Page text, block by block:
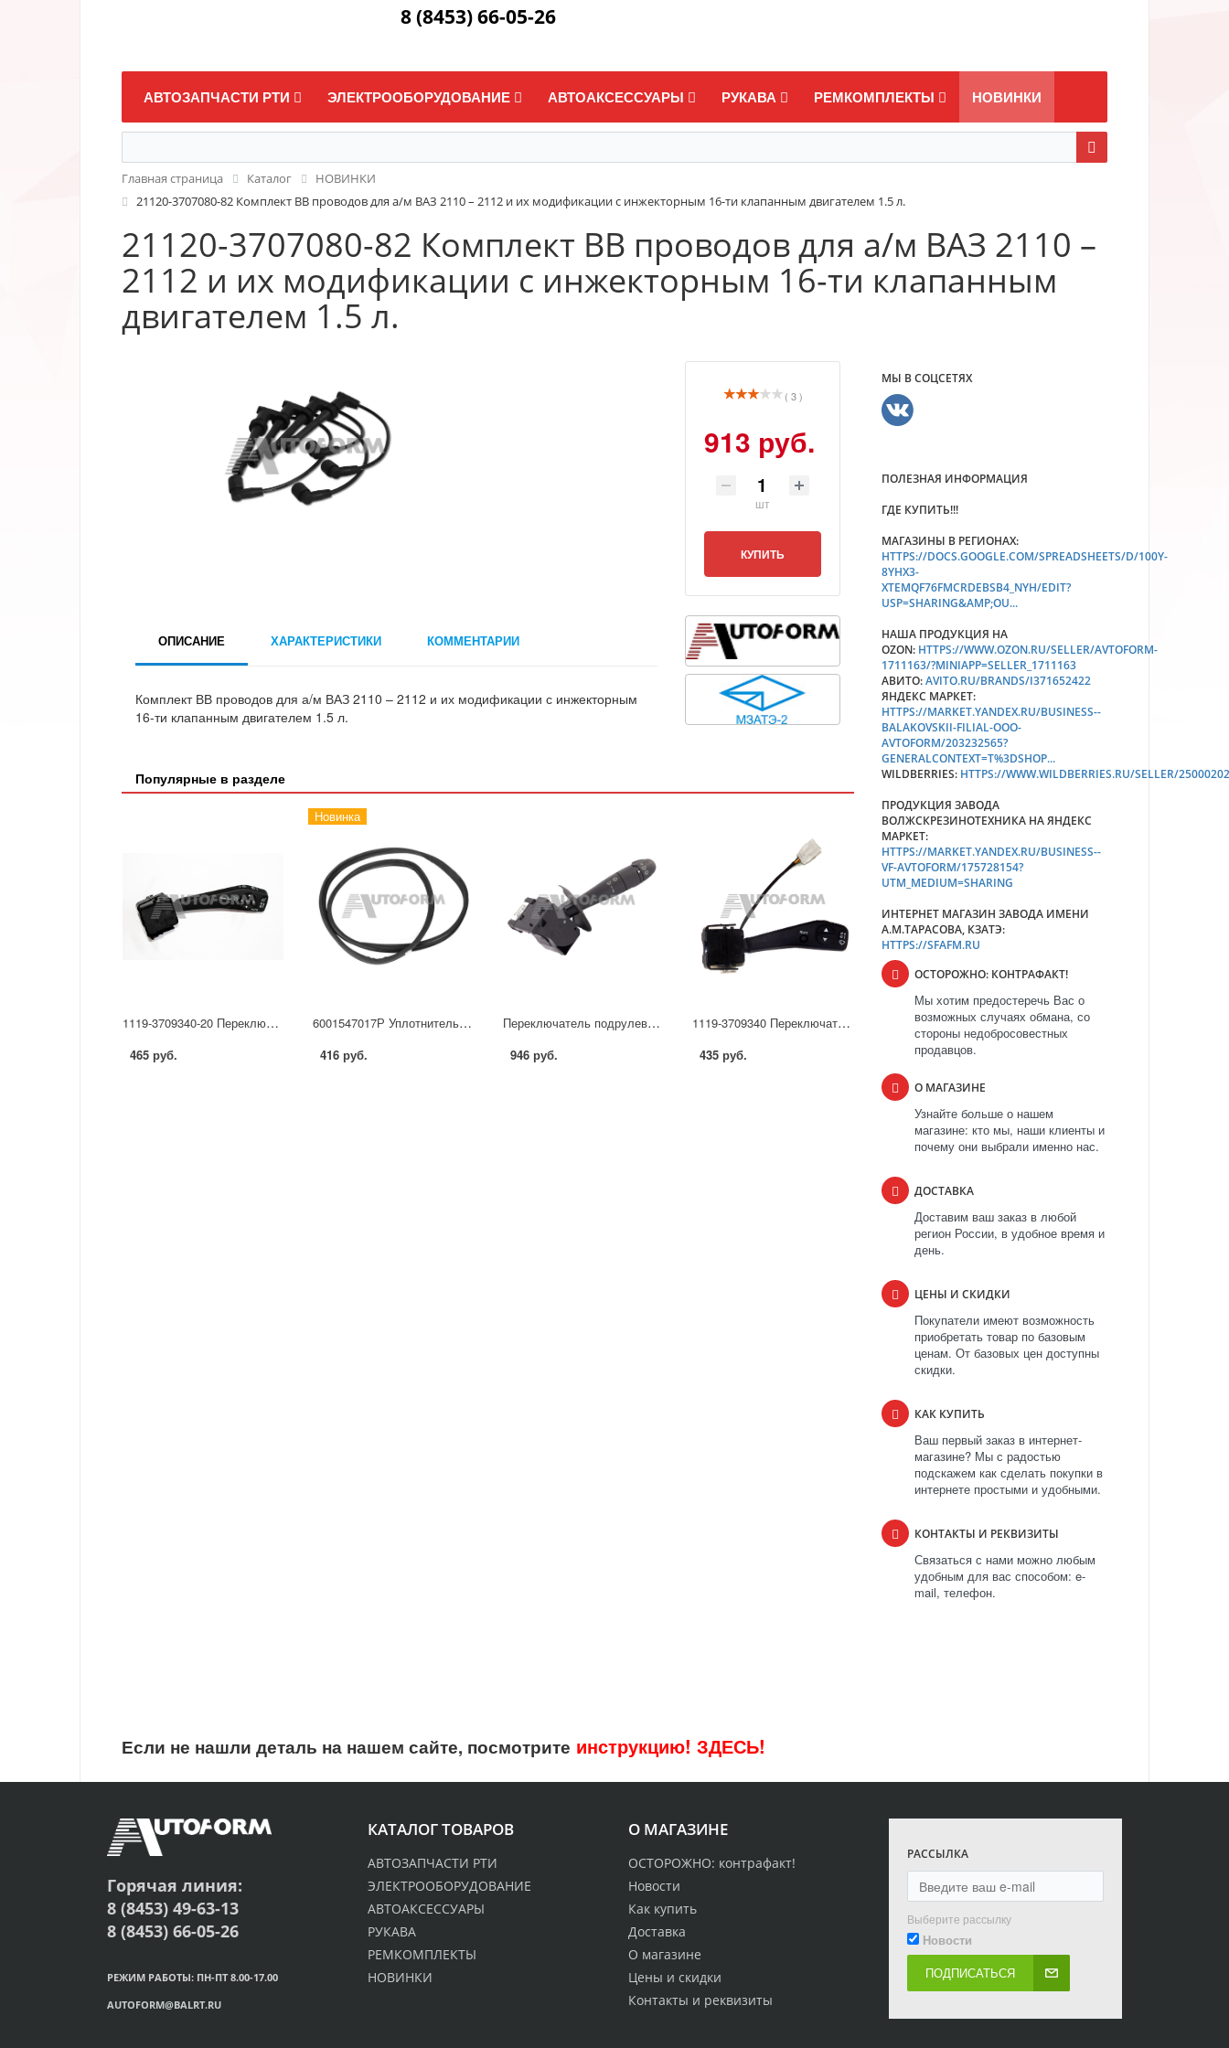
8 (8453) 66-05-26
АВТОЗАПЧАСТИ РТИ ЭЛЕКТРООБОРУДОВАНИЕ АВТОАКСЕССУАРЫ РУКАВА РЕМКОМПЛЕКТЫ НОВИНКИ
Главная страница Каталог
НОВИНКИ
21120-3707080-82 Комплект ВВ проводов для а/м ВАЗ 2110 – 2112 и их модификации с инжекторным 16-ти клапанным двигателем 1.5 л.
21120-3707080-82 Комплект ВВ проводов для а/м ВАЗ 2110 –
2112 и их модификации с инжекторным 16-ти клапанным
двигателем 1.5 л.
( 3 )
913 руб.
шт
КУПИТЬ
ОПИСАНИЕ ХАРАКТЕРИСТИКИ КОММЕНТАРИИ
Комплект ВВ проводов для а/м ВАЗ 2110 – 2112 и их модификации с инжекторным
16-ти клапанным двигателем 1.5 л.
Популярные в разделе
1119-3709340-20 Переключатель подрулевой стеклоочистителя с управлением навигацией и круиз-контролем для а/м LADA Kalina2/для а/м Granta
465 руб.
Новинка
6001547017Р Уплотнитель передней двери для а/м Ларгус
416 руб.
Переключатель подрулевой стеклоочистителей для а/м LADA Largus/для а/м Renault Logan, Sandero, Duster (OEM :6001551357)
946 руб.
1119-3709340 Переключатель подрулевой стеклоочистителя для а/м LADA Kalina2/для а/м Granta с борт комп
435 руб.
МЫ В СОЦСЕТЯХ
ПОЛЕЗНАЯ ИНФОРМАЦИЯ
ГДЕ КУПИТЬ!!!
МАГАЗИНЫ В РЕГИОНАХ:
HTTPS://DOCS.GOOGLE.COM/SPREADSHEETS/D/100Y-
8YHX3-
XTEMQF76FMCRDEBSB4_NYH/EDIT?
USP=SHARING&AMP;OU...
НАША ПРОДУКЦИЯ НА
OZON: HTTPS://WWW.OZON.RU/SELLER/AVTOFORM-
1711163/?MINIAPP=SELLER_1711163
АВИТО:AVITO.RU/BRANDS/I371652422
ЯНДЕКС МАРКЕТ:
HTTPS://MARKET.YANDEX.RU/BUSINESS--
BALAKOVSKII-FILIAL-OOO-
AVTOFORM/203232565?
GENERALCONTEXT=T%3DSHOP...
WILDBERRIES: HTTPS://WWW.WILDBERRIES.RU/SELLER/
ПРОДУКЦИЯ ЗАВОДА
ВОЛЖСКРЕЗИНОТЕХНИКА НА ЯНДЕКС
МАРКЕТ:
HTTPS://MARKET.YANDEX.RU/BUSINESS--
VF-AVTOFORM/175728154?
UTM_MEDIUM=SHARING
ИНТЕРНЕТ МАГАЗИН ЗАВОДА ИМЕНИ
А.М.ТАРАСОВА, КЗАТЭ:
HTTPS://SFAFM.RU
ОСТОРОЖНО: КОНТРАФАКТ!
Мы хотим предостеречь Вас о
возможных случаях обмана, со
стороны недобросовестных
продавцов.
О МАГАЗИНЕ
Узнайте больше о нашем
магазине: кто мы, наши клиенты и
почему они выбрали именно нас.
ДОСТАВКА
Доставим ваш заказ в любой
регион России, в удобное время и
день.
ЦЕНЫ И СКИДКИ
Покупатели имеют возможность
приобретать товар по базовым
ценам. От базовых цен доступны
скидки.
КАК КУПИТЬ
Ваш первый заказ в интернет-
магазине? Мы с радостью
подскажем как сделать покупки в
интернете простыми и удобными.
КОНТАКТЫ И РЕКВИЗИТЫ
Связаться с нами можно любым
удобным для вас способом: e-
mail, телефон.
Если не нашли деталь на нашем сайте, посмотрите инструкцию! ЗДЕСЬ!
О МАГАЗИНЕ
ОСТОРОЖНО: контрафакт!
Новости
Как купить
Доставка
О магазине
Цены и скидки
Контакты и реквизиты
КАТАЛОГ ТОВАРОВ
АВТОЗАПЧАСТИ РТИ
ЭЛЕКТРООБОРУДОВАНИЕ
АВТОАКСЕССУАРЫ
РУКАВА
РЕМКОМПЛЕКТЫ
НОВИНКИ
РАССЫЛКА
Выберите рассылку
Новости
ПОДПИСАТЬСЯ
Горячая линия:
8 (8453) 49-63-13
8 (8453) 66-05-26
РЕЖИМ РАБОТЫ: ПН-ПТ 8.00-17.00
AUTOFORM@BALRT.RU